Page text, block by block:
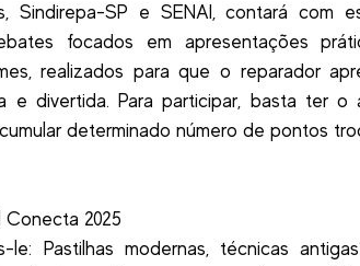
Sindirepa-SP e SENAI, contará com
focados em apresentações
realizados para que o reparador
e divertida. Para participar, basta ter o
determinado número de pontos
Conecta 2025
le: Pastilhas modernas, técnicas